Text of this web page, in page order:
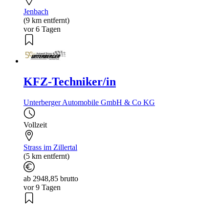
Jenbach
(9 km entfernt)
vor 6 Tagen
KFZ-Techniker/in
Unterberger Automobile GmbH & Co KG
Vollzeit
Strass im Zillertal
(5 km entfernt)
ab 2948,85 brutto
vor 9 Tagen